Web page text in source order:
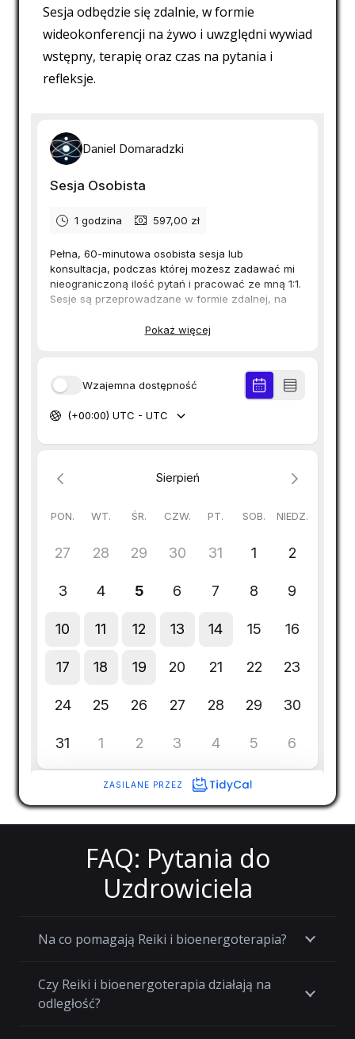
Sesja odbędzie się zdalnie, w formie
wideokonferencji na żywo i uwzględni wywiad
wstępny, terapię oraz czas na pytania i
refleksje.
FAQ: Pytania do
Uzdrowiciela
Na co pomagają Reiki i bioenergoterapia?
Czy Reiki i bioenergoterapia działają na
odległość?